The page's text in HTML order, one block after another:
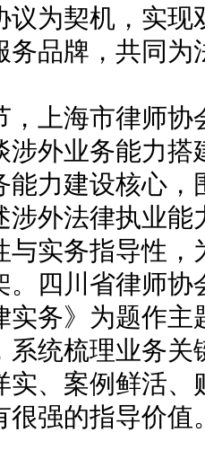
议为契机，实
务品牌，共同
上海市律师协
外业务能力搭
能力建设核心
涉外法律执业
与实务指导性
。四川省律师
实务》为题作
系统梳理业务
实、案例鲜活
很强的指导价值